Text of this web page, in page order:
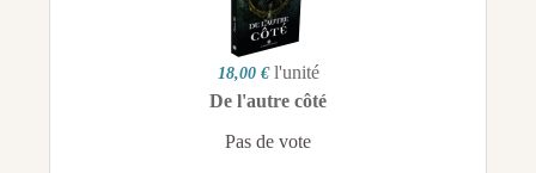
18,00 € l'unité
De l'autre côté
Pas de vote